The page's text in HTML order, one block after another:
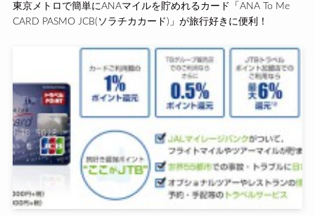
東京メトロで簡単にANAマイルを貯めれるカード「ANA To Me
CARD PASMO JCB(ソラチカカード)」が旅行好きに便利！